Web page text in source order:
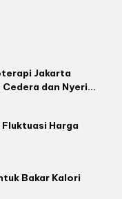
Jakarta
Cedera dan Nyeri…
Harga
Bakar Kalori